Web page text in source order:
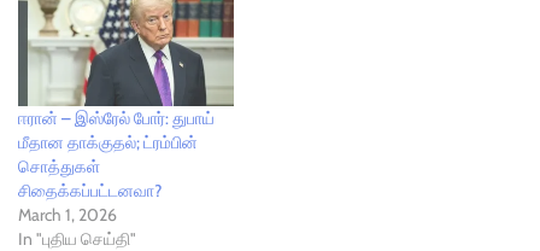
ஈரான் – இஸ்ரேல் போர்: துபாய்
மீதான தாக்குதல்; ட்ரம்பின்
சொத்துகள்
சிதைக்கப்பட்டனவா?
March 1, 2026
In "புதிய செய்தி"